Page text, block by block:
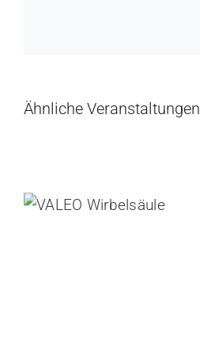
Ähnliche Veranstaltungen